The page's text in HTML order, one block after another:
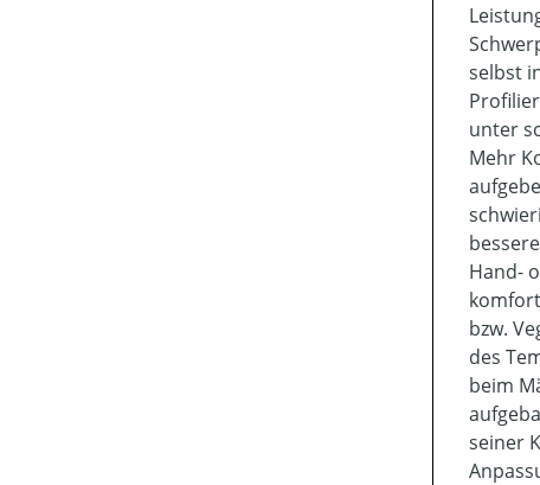
selbst
unter
Mehr
Hand-
bzw.
des
beim
seiner